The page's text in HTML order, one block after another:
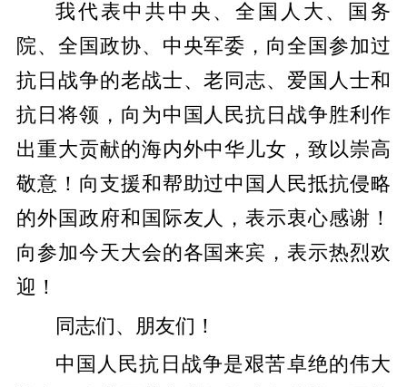
我代表中共中央、全国人大、国务
院、全国政协、中央军委，向全国参加过
抗日战争的老战士、老同志、爱国人士和
抗日将领，向为中国人民抗日战争胜利作
出重大贡献的海内外中华儿女，致以崇高
敬意！向支援和帮助过中国人民抵抗侵略
的外国政府和国际友人，表示衷心感谢！
向参加今天大会的各国来宾，表示热烈欢
迎！
同志们、朋友们！
中国人民抗日战争是艰苦卓绝的伟大